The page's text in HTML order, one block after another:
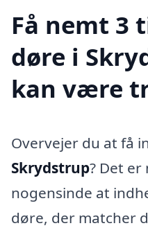
Få nemt 3
døre i
kan være
Overvejer du at få
Skrydstrup? Det er
nogensinde at
døre, der matcher